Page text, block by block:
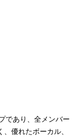
であり、全メンバー
優れたボーカル、